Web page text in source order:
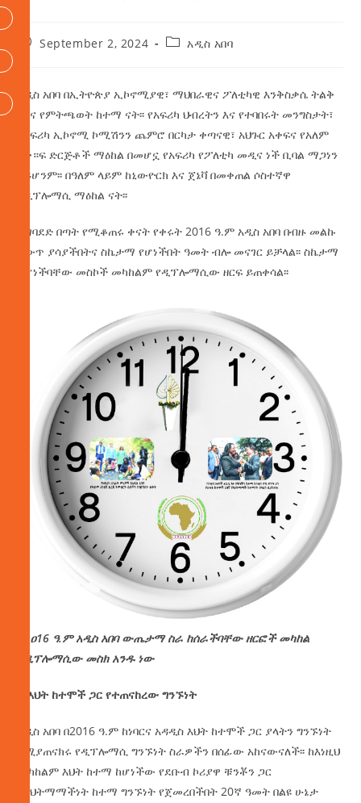
September 2, 2024 አዲስ አበባ
አዲስ አበባ በኢትዮጵያ ኢኮኖሚያዊ፣ ማህበራዊና ፖለቲካዊ እንቅስቃሴ ትልቅ
ሚና የምትጫወት ከተማ ናት፡፡ የአፍሪካ ህብረትን እና የተባበሩት መንግስታት፣
የአፍሪካ ኢኮኖሚ ኮሚሽንን ጨምሮ በርካታ ቀጣናዊ፣ አህጉር አቀፍና የአለም
አቀ።ፍ ድርጅቶች ማዕከል በመሆኗ የአፍሪካ የፖለቲካ መዲና ነች ቢባል ማጋነን
አይሆንም፡፡ በዓለም ላይም ከኒውዮርክ እና ጀኔቫ በመቀጠል ሶስተኛዋ
የዲፕሎማሲ ማዕከል ናት፡፡
ሊገባደድ በጣት የሚቆጠሩ ቀናት የቀሩት 2016 ዓ.ም አዲስ አበባ በብዙ መልኩ
ለውጥ ያሳያችበትና ስኬታማ የሆነችበት ዓመት ብሎ መናገር ይቻላል፡፡ ስኬታማ
ከሆነችባቸው መስኮች መካከልም የዲፕሎማሲው ዘርፍ ይጠቀሳል፡፡
በ2ዐ16 ዓ.ም አዲስ አበባ ውጤታማ ስራ ከሰራችባቸው ዘርፎች መካከል
የዲፕሎማሲው መስክ አንዱ ነው
ከእህት ከተሞች ጋር የተጠናከረው ግንኙነት
አዲስ አበባ በ2016 ዓ.ም ከነባርና አዳዲስ እህት ከተሞች ጋር ያላትን ግንኙነት
የሚያጠናክሩ የዲፕሎማሲ ግንኙነት ስራዎችን በሰፊው አከናውናለች፡፡ ከእነዚህ
መካከልም እህት ከተማ ከሆነችው የደቡብ ኮሪያዋ ቹንቾን ጋር
የእህትማማችነት ከተማ ግንኙነት የጀመረበችበት 20ኛ ዓመት በልዩ ሁኔታ